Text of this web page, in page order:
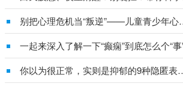
别把心理危机
一起来深入了解一下“癫痫”到底怎么个“事
你以为很正常，实则